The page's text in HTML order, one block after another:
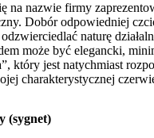
na nazwie firmy
Dobór odpowiedniej
naturę
może być elegancki,
który jest natychmiast
charakterystycznej
(sygnet)